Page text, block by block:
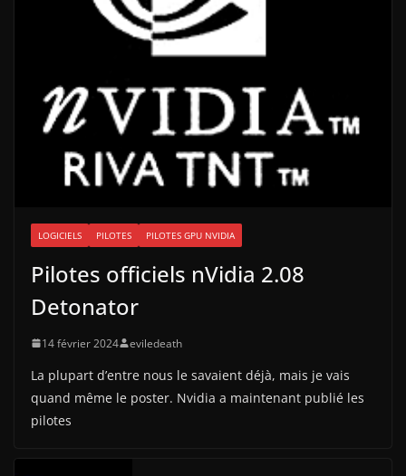
LOGICIELS PILOTES PILOTES GPU NVIDIA
Pilotes officiels nVidia 2.08
Detonator
14 février 2024 eviledeath
La plupart d’entre nous le savaient déjà, mais je vais
quand même le poster. Nvidia a maintenant publié les
pilotes